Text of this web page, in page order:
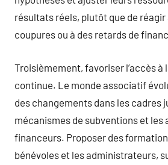
résultats réels, plutôt que de réagir
coupures ou à des retards de
Troisièmement, favoriser l’accès à
continue. Le monde associatif
des changements dans les cadres
mécanismes de subventions et les
financeurs. Proposer des
bénévoles et les administrateurs,